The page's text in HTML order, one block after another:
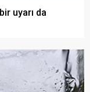
uyarı da